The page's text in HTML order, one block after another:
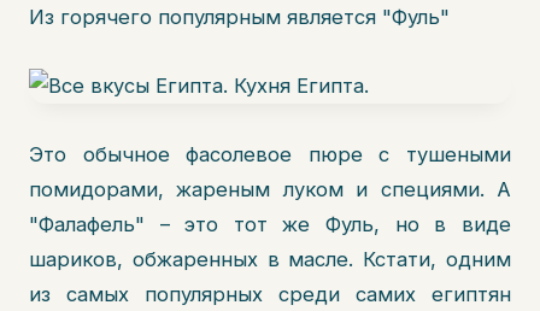
Из горячего популярным является "Фуль"
Это обычное фасолевое пюре с тушеными
помидорами, жареным луком и специями. А
"Фалафель" – это тот же Фуль, но в виде
шариков, обжаренных в масле. Кстати, одним
из самых популярных среди самих египтян